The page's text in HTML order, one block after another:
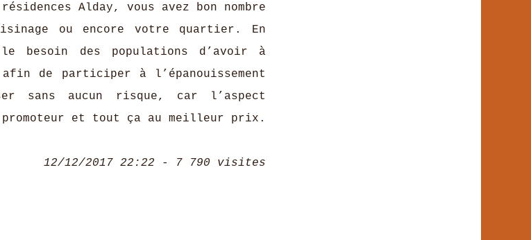
Alday, vous avez bon nombre
ou encore votre quartier. En
besoin des populations d’avoir à
de participer à l’épanouissement
sans aucun risque, car l’aspect
et tout ça au meilleur prix.
12/12/2017 22:22 - 7 790 visites